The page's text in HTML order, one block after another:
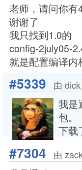
老师，请问你有
谢谢了
我只找到1.0的
config-2july05-
就是配置编译内
#5339 由
我是
包。
下载
#7304 由